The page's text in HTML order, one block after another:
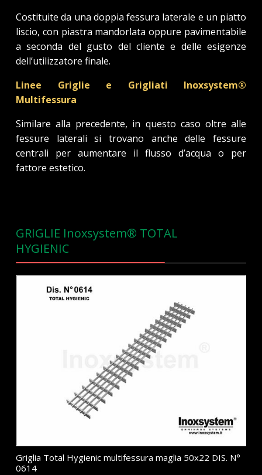
Costituite da una doppia fessura laterale e un piatto
liscio, con piastra mandorlata oppure pavimentabile
a seconda del gusto del cliente e delle esigenze
dell’utilizzatore finale.
Linee Griglie e Grigliati Inoxsystem®
Multifessura
Similare alla precedente, in questo caso oltre alle
fessure laterali si trovano anche delle fessure
centrali per aumentare il flusso d’acqua o per
fattore estetico.
GRIGLIE Inoxsystem® TOTAL
HYGIENIC
Griglia Total Hygienic multifessura maglia 50x22 DIS. N°
0614